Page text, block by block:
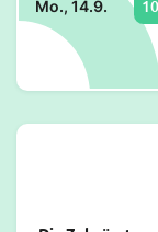
Mo., 14.9.